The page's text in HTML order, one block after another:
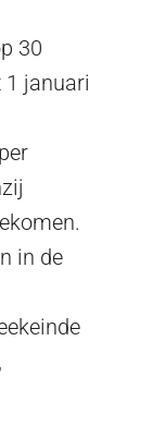
30
1 januari
in de